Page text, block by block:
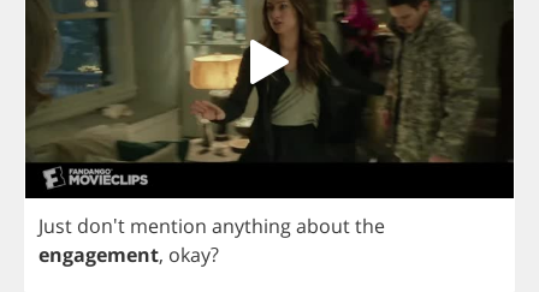
Just don't mention anythingaboutthe
engagement, okay?